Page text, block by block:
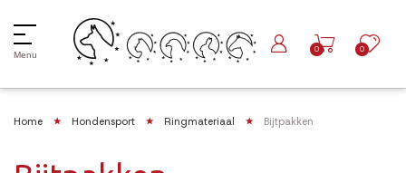
Menu
0 0
Home Hondensport Ringmateriaal Bijtpakken